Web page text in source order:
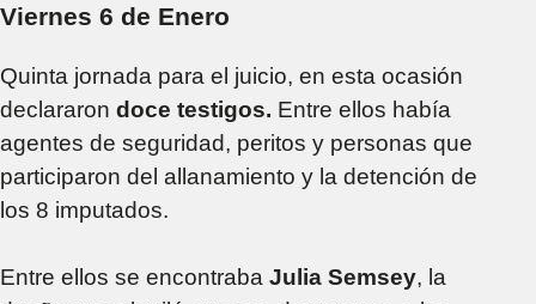
Viernes 6 de Enero
Quinta jornada para el juicio, en esta ocasión
declararon doce testigos. Entre ellos había
agentes de seguridad, peritos y personas que
participaron del allanamiento y la detención de
los 8 imputados.
Entre ellos se encontraba Julia Semsey, la